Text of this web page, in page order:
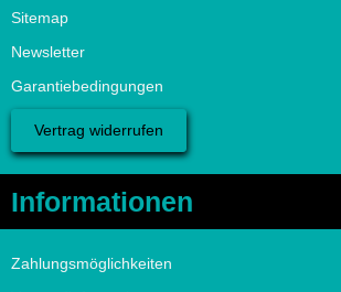
Sitemap
Newsletter
Garantiebedingungen
Vertrag widerrufen
Informationen
Zahlungsmöglichkeiten